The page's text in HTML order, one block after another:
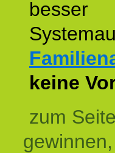
keine
zum